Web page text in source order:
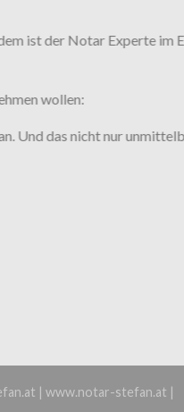
ist der Notar Experte im
wollen:
Und das nicht nur
| www.notar-stefan.at |